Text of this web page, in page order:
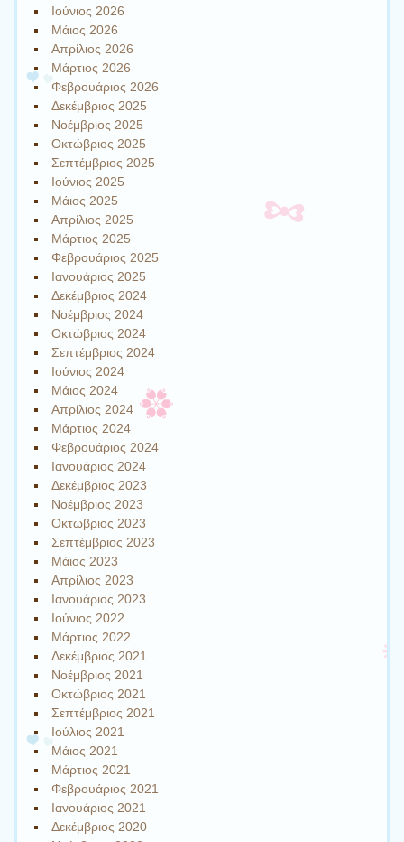
Ιούνιος 2026
Μάιος 2026
Απρίλιος 2026
Μάρτιος 2026
Φεβρουάριος 2026
Δεκέμβριος 2025
Νοέμβριος 2025
Οκτώβριος 2025
Σεπτέμβριος 2025
Ιούνιος 2025
Μάιος 2025
Απρίλιος 2025
Μάρτιος 2025
Φεβρουάριος 2025
Ιανουάριος 2025
Δεκέμβριος 2024
Νοέμβριος 2024
Οκτώβριος 2024
Σεπτέμβριος 2024
Ιούνιος 2024
Μάιος 2024
Απρίλιος 2024
Μάρτιος 2024
Φεβρουάριος 2024
Ιανουάριος 2024
Δεκέμβριος 2023
Νοέμβριος 2023
Οκτώβριος 2023
Σεπτέμβριος 2023
Μάιος 2023
Απρίλιος 2023
Ιανουάριος 2023
Ιούνιος 2022
Μάρτιος 2022
Δεκέμβριος 2021
Νοέμβριος 2021
Οκτώβριος 2021
Σεπτέμβριος 2021
Ιούλιος 2021
Μάιος 2021
Μάρτιος 2021
Φεβρουάριος 2021
Ιανουάριος 2021
Δεκέμβριος 2020